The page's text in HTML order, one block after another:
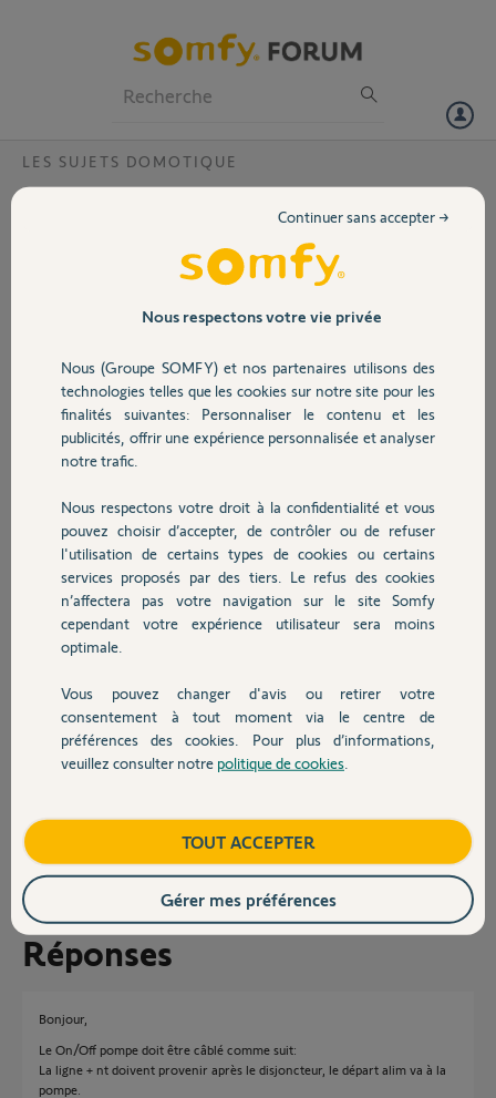
Volet
Sécurité
Domotique
Chauffage
Autres produits
Devis avec un pro
Contact
LES SUJETS DOMOTIQUE
Domotiser coffret piscine
Je dispose d'un coffret électrique qui alimente
pour l'éclairage on/off et un interrupteur pour
domotiser ces 2 fonctions et je possède pour
cela 2 izymo on/off. Cependant j'ai des
connaissances de base en électricité et il m'est
difficile de comprendre comment cabler les
Est-ce que quelqu'un pourrait m'aider à
connecter les izymo s'il vous plaît?
Merci,
Participer au fil de discussion
Réponses
Bonjour,
Le On/Off pompe doit être câblé comme suit:
La ligne + nt doivent provenir après le disjoncteur, le départ alim va à la
pompe.
Nous respectons votre vie privée
Nous (Groupe SOMFY) et nos partenaires utilisons des
technologies telles que les cookies sur notre site pour les
finalités suivantes: Personnaliser le contenu et les
publicités, offrir une expérience personnalisée et analyser
notre trafic.
Nous respectons votre droit à la confidentialité et vous
pouvez choisir d’accepter, de contrôler ou de refuser
l'utilisation de certains types de cookies ou certains
services proposés par des tiers. Le refus des cookies
n’affectera pas votre navigation sur le site Somfy
cependant votre expérience utilisateur sera moins
optimale.
Vous pouvez changer d'avis ou retirer votre
consentement à tout moment via le centre de
préférences des cookies. Pour plus d’informations,
veuillez consulter notre politique de cookies
Continuer sans accepter →
TOUT ACCEPTER
Gérer mes préférences